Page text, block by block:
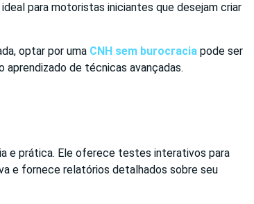
para motoristas iniciantes que desejam criar
optar por uma CNH sem burocracia pode ser
de técnicas avançadas.
e prática. Ele oferece testes interativos para
e fornece relatórios detalhados sobre seu